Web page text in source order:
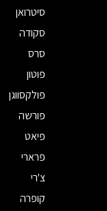
סיטרואן
סקודה
סרס
פוטון
פולקסווגן
פורשה
פיאט
פרארי
צ'רי
קופרה